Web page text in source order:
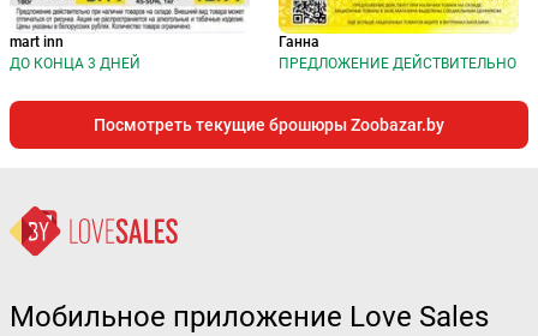
mart inn
ДО КОНЦА 3 ДНЕЙ
Ганна
ПРЕДЛОЖЕНИЕ ДЕЙСТВИТЕЛЬНО
Посмотреть текущие брошюры Zoobazar.by
Мобильное приложение Love Sales